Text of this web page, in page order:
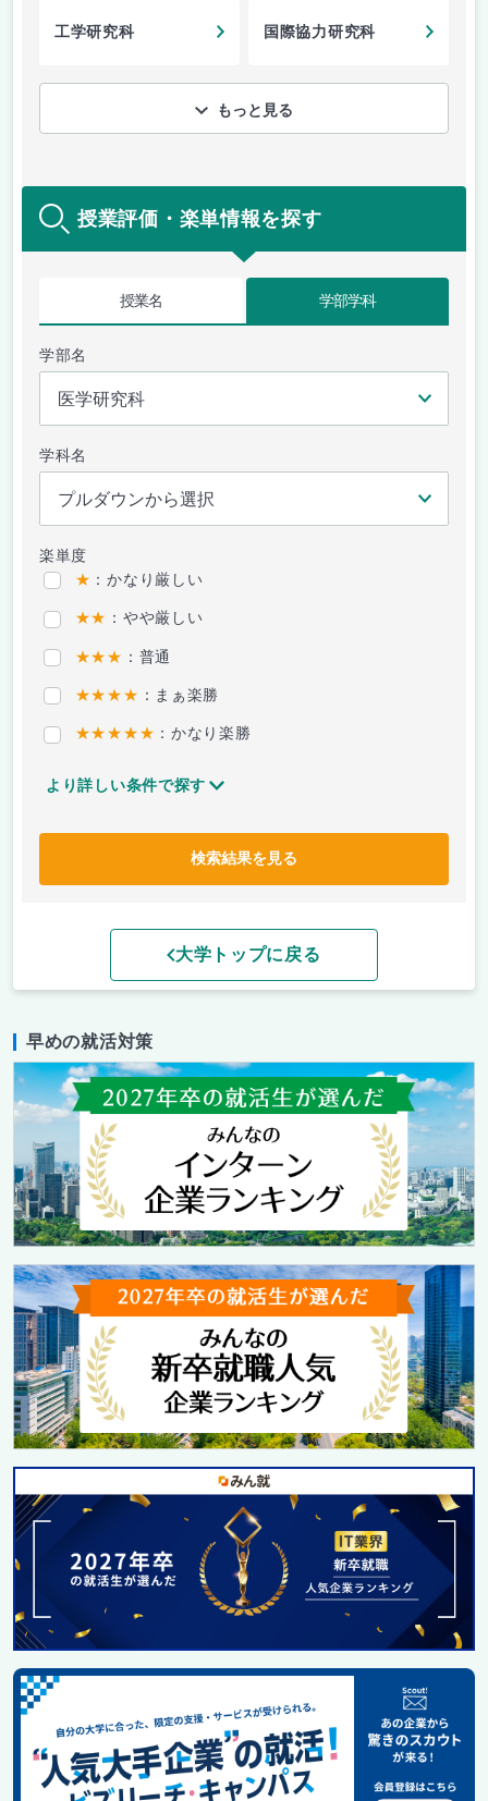
工学研究科 国際協力研究科
もっと見る
授業評価・楽単情報を探す
授業名 学部学科
学部名
学科名
楽単度
★ ：かなり厳しい
★★ ：やや厳しい
★★★ ：普通
★★★★ ：まぁ楽勝
★★★★★ ：かなり楽勝
より詳しい条件で探す
検索結果を見る
大学トップに戻る
早めの就活対策